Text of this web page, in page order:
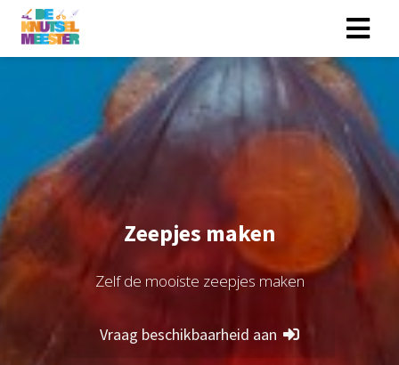
Zeepjes maken
Zelf de mooiste zeepjes maken
Vraag beschikbaarheid aan